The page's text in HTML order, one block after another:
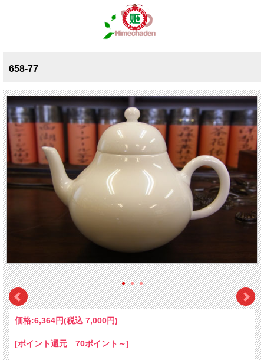
658-77
価格:6,364円(税込 7,000円)
[ポイント還元 70ポイント～]